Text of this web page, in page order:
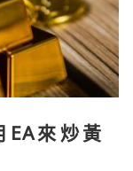
EA來炒黃